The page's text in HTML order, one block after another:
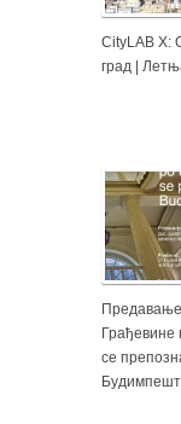
CityLAB X:
град |
Грађевине
се